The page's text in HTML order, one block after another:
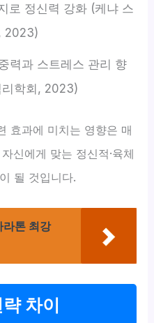
로 정신력 강화 (케냐 스
2023)
력과 스트레스 관리 향
학회, 2023)
효과에 미치는 영향은 매
신에게 맞는 정신적·육체
될 것입니다.
라톤 최강
차이